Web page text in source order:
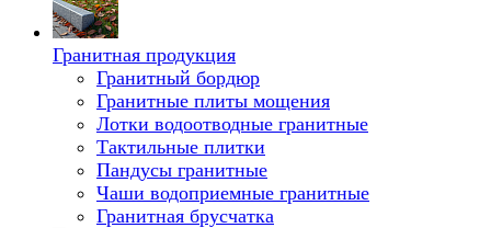
Гранитная продукция
Гранитный бордюр
Гранитные плиты мощения
Лотки водоотводные гранитные
Тактильные плитки
Пандусы гранитные
Чаши водоприемные гранитные
Гранитная брусчатка